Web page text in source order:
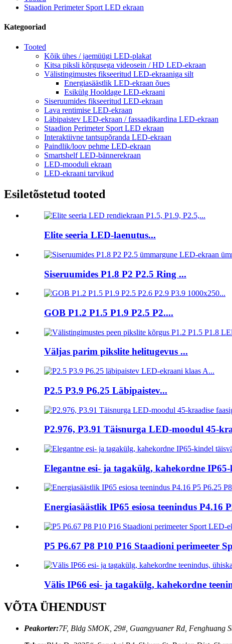
Staadion Perimeter Sport LED ekraan
Kategooriad
Tooted
Kõik ühes / jaemüügi LED-plakat
Kitsa piksli kõrgusega videosein / HD LED-ekraan
Välistingimustes fikseeritud LED-ekraaniga silt
Energiasäästlik LED-ekraan õues
Esikülg Hooldage LED-ekraani
Siseruumides fikseeritud LED-ekraan
Lava rentimise LED-ekraan
Läbipaistev LED-ekraan / fassaadikardina LED-ekraan
Staadion Perimeter Sport LED ekraan
Interaktiivne tantsupõranda LED-ekraan
Paindlik/loov pehme LED-ekraan
Smartshelf LED-bännerekraan
LED-mooduli ekraan
LED-ekraani tarvikud
Esiletõstetud tooted
Elite seeria LED-laenutus...
Siseruumides P1.8 P2 P2.5 Ring ...
GOB P1.2 P1.5 P1.9 P2.5 P2....
Väljas parim pikslite helitugevus ...
P2.5 P3.9 P6.25 Läbipaistev...
P2.976, P3.91 Täisnurga LED-moodul 45-
Elegantne esi- ja tagakülg, kahekordne
Energiasäästlik IP65 esiosa teenindus
P5 P6.67 P8 P10 P16 Staadioni perimeeter
Välis IP66 esi- ja tagakülg, kahekordne
VÕTA ÜHENDUST
Peakorter:7F, Bldg SMOK, 29#, Guangyuaner Rd, Fenghuang